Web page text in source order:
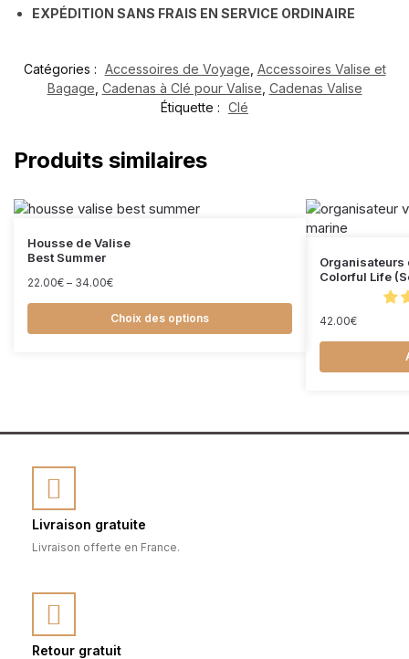
EXPÉDITION SANS FRAIS EN SERVICE ORDINAIRE
Catégories : Accessoires de Voyage, Accessoires Valise et
Bagage, Cadenas à Clé pour Valise, Cadenas Valise
Étiquette : Clé
Produits similaires
Housse de Valise
Best Summer
22.00€ – 34.00€
Choix des options
Organisateurs
Colorful Life
42.00€
Livraison gratuite
Livraison offerte en France.
Retour gratuit